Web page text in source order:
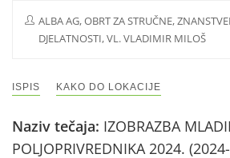
ALBA AG, OBRT ZA STRUČNE,
DJELATNOSTI, VL. VLADIMIR MILOŠ
ISPIS KAKO DO LOKACIJE
Naziv tečaja: IZOBRAZBA
POLJOPRIVREDNIKA 2024.